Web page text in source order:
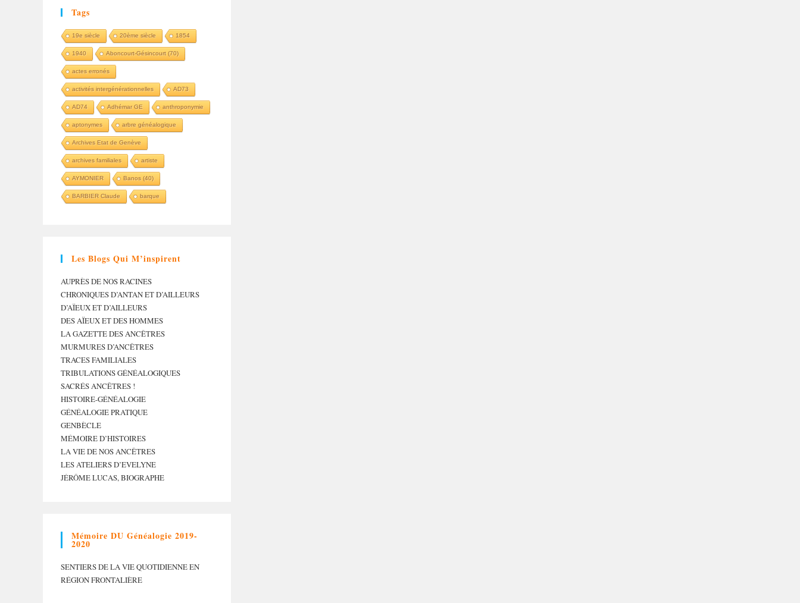
Tags
19e siècle 20ème siècle 1854
1940 Aboncourt-Gésincourt (70)
actes erronés
activités intergénérationnelles AD73
AD74 Adhémar GE anthroponymie
aptonymes arbre généalogique
Archives Etat de Genève
archives familiales artiste
AYMONIER Banos (40)
BARBIER Claude barque
Les Blogs Qui M’inspirent
AUPRÈS DE NOS RACINES
CHRONIQUES D’ANTAN ET D’AILLEURS
D’AÏEUX ET D’AILLEURS
DES AÏEUX ET DES HOMMES
LA GAZETTE DES ANCÊTRES
MURMURES D’ANCÊTRES
TRACES FAMILIALES
TRIBULATIONS GÉNÉALOGIQUES
SACRÉS ANCÊTRES !
HISTOIRE-GÉNÉALOGIE
GÉNÉALOGIE PRATIQUE
GENBÈCLE
MÉMOIRE D’HISTOIRES
LA VIE DE NOS ANCÊTRES
LES ATELIERS D’EVELYNE
JÉRÔME LUCAS, BIOGRAPHE
Mémoire DU Généalogie 2019-
2020
SENTIERS DE LA VIE QUOTIDIENNE EN
RÉGION FRONTALIÈRE